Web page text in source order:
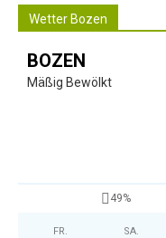
Wetter Bozen
BOZEN
Mäßig Bewölkt
49%
FR. SA.